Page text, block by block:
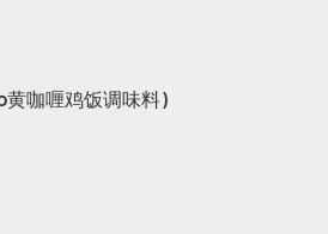
咖喱鸡饭调味料)